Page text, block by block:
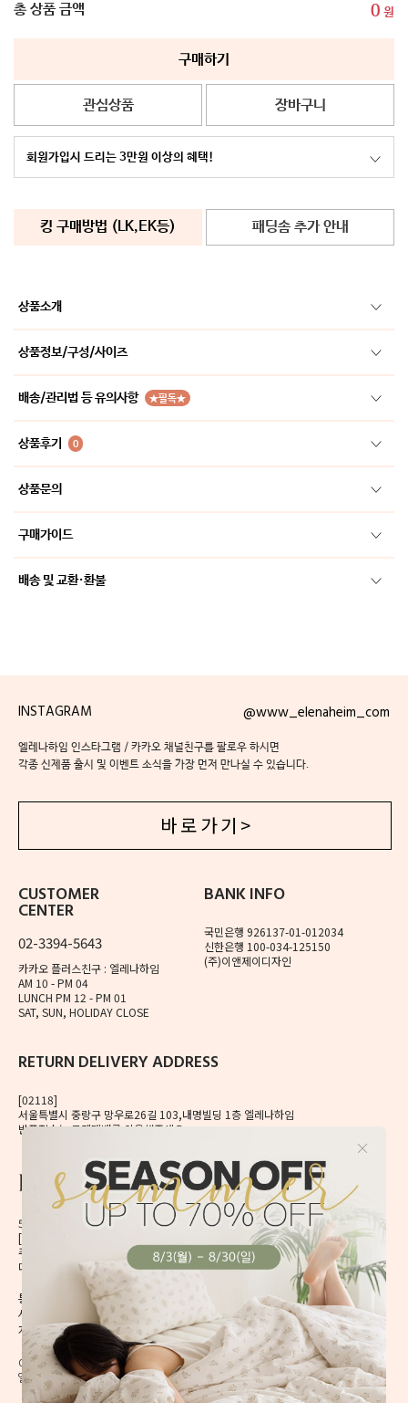
총 상품 금액 0 원
구매하기
관심상품 장바구니
회원가입시 드리는 3만원 이상의 혜택!
킹 구매방법 (LK,EK등) 패딩솜 추가 안내
상품소개
상품정보/구성/사이즈
배송/관리법 등 유의사항 ★필독★
상품후기 0
상품문의
구매가이드
배송 및 교환·환불
INSTAGRAM @www_elenaheim_com
엘레나하임 인스타그램 / 카카오 채널친구를 팔로우 하시면
각종 신제품 출시 및 이벤트 소식을 가장 먼저 만나실 수 있습니다.
바 로 가 기 >
CUSTOMER
CENTER
02-3394-5643
카카오 플러스친구 : 엘레나하임
AM 10 - PM 04
LUNCH PM 12 - PM 01
SAT, SUN, HOLIDAY CLOSE
BANK INFO
국민은행 926137-01-012034
신한은행 100-034-125150
(주)이앤제이디자인
RETURN DELIVERY ADDRESS
[02118]
서울특별시 중랑구 망우로26길 103,내명빌딩 1층 엘레나하임
반품접수는 로젠택배를 이용해주세요.
56, Mangu-ro, Dongdaemun-gu, Seoul, Korea
[02496] 서울시 동대문구 망우로 56 이앤제이빌딩 6층
주식회사 이앤제이디자인
대표자 이재혁, 이예은
통신판매신고번호 2020-서울동대문-0224호
[CHECK]
사업자등록번호 413-86-01738
개인정보관리책임자 이예은,enjdesign@naver.com
COPYRIGHT @ ELENAHEIM. ALL RIGHT RESERVED.
엘레나 하임의 모든 디자인과 내용은 무단 도용할 수 없습니다.